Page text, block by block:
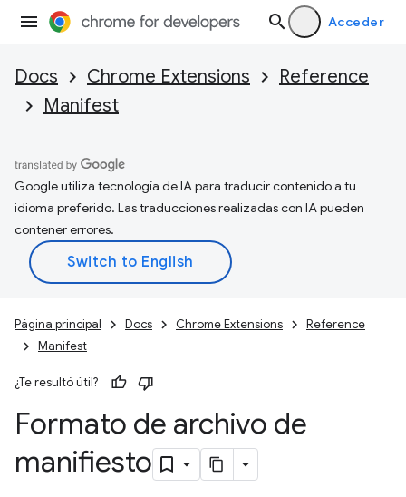
Acceder
Docs Chrome Extensions
Reference
Manifest
Google utiliza tecnología de IA para traducir contenido a tu
idioma preferido. Las traducciones realizadas con IA pueden
contener errores.
Página principal Docs Chrome Extensions
Reference
Manifest
¿Te resultó útil?
Formato de archivo de
manifiesto